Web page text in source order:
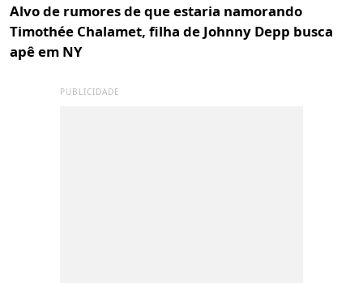
Alvo de rumores de que estaria namorando
Timothée Chalamet, filha de Johnny Depp busca
apê em NY
PUBLICIDADE